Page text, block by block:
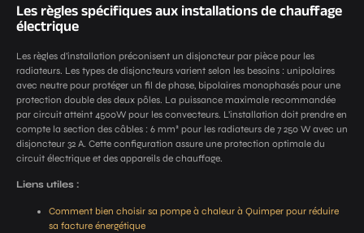
Les règles spécifiques aux installations de chauffage
électrique
Les règles d’installation préconisent un disjoncteur par pièce pour les
radiateurs. Les types de disjoncteurs varient selon les besoins : unipolaires
avec neutre pour protéger un fil de phase, bipolaires monophasés pour une
protection double des deux pôles. La puissance maximale recommandée
par circuit atteint 4500W pour les convecteurs. L’installation doit prendre en
compte la section des câbles : 6 mm² pour les radiateurs de 7 250 W avec un
disjoncteur 32 A. Cette configuration assure une protection optimale du
circuit électrique et des appareils de chauffage.
Liens utiles :
Comment bien choisir sa pompe à chaleur à Quimper pour réduire
sa facture énergétique